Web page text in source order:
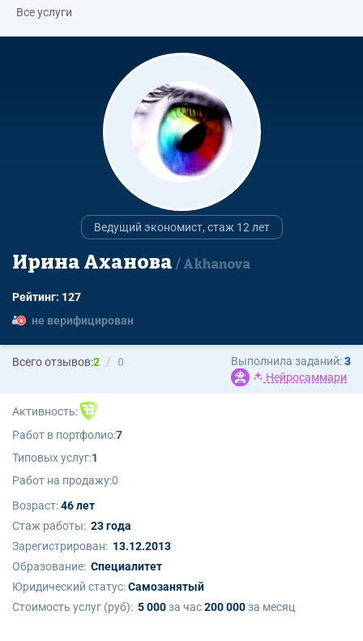
Все услуги
Ведущий экономист, стаж 12 лет
Ирина Аханова Akhanova
Рейтинг: 127
не верифицирован
Всего отзывов:2 0 Выполнила заданий:3
Нейросаммари
Активность:
Работ в портфолио:7
Типовых услуг:1
Работ на продажу:0
Возраст:46 лет
Стаж работы: 23 года
Зарегистрирован: 13.12.2013
Образование: Cпециалитет
Юридический статус:Самозанятый
Стоимость услуг (руб): 5 000за час200 000за месяц